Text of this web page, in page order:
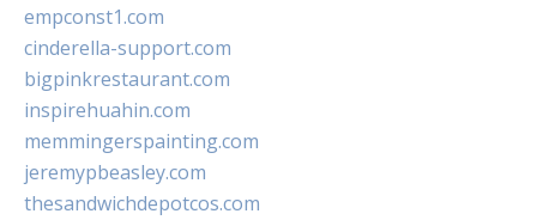
empconst1.com
cinderella-support.com
bigpinkrestaurant.com
inspirehuahin.com
memmingerspainting.com
jeremypbeasley.com
thesandwichdepotcos.com